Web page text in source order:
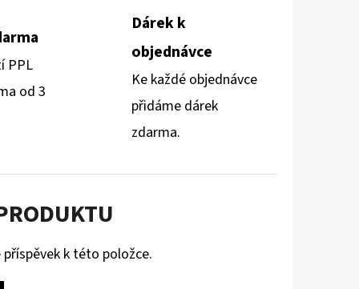
PPL
od 3
Dárek k
objednávce
Ke každé objednávce
přidáme dárek
zdarma.
k této položce.